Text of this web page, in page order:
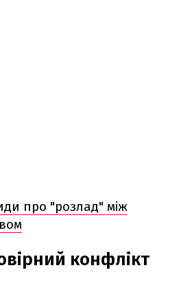
про "розлад" між
конфлікт